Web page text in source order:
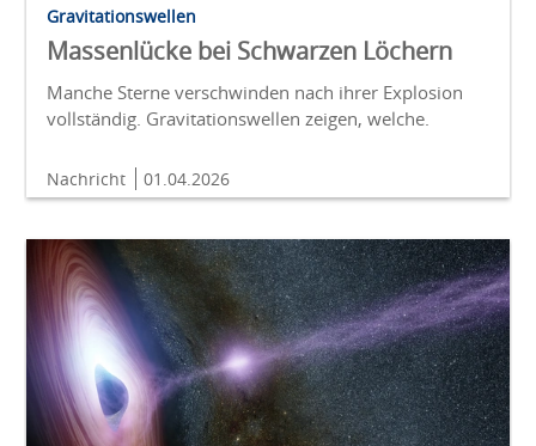
Gravitationswellen
Massenlücke bei Schwarzen Löchern
Manche Sterne verschwinden nach ihrer Explosion
vollständig. Gravitationswellen zeigen, welche.
Nachricht 01.04.2026